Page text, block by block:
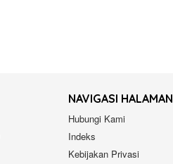
NAVIGASI HALAMAN
Hubungi Kami
Indeks
Kebijakan Privasi